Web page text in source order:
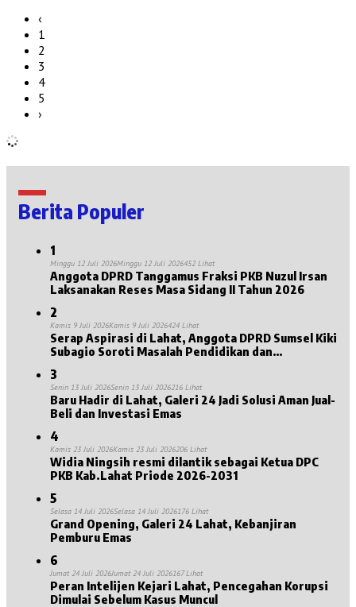
‹
1
2
3
4
5
›
Berita Populer
1
Minggu 12 Juli 2026Minggu 12 Juli 2026452 Lihat
Anggota DPRD Tanggamus Fraksi PKB Nuzul Irsan
Laksanakan Reses Masa Sidang II Tahun 2026
2
Kamis 9 Juli 2026Kamis 9 Juli 2026424 Lihat
Serap Aspirasi di Lahat, Anggota DPRD Sumsel Kiki
Subagio Soroti Masalah Pendidikan dan
3
Senin 13 Juli 2026Senin 13 Juli 2026216 Lihat
Baru Hadir di Lahat, Galeri 24 Jadi Solusi Aman Jual-
Beli dan Investasi Emas
4
Kamis 23 Juli 2026Kamis 23 Juli 2026206 Lihat
Widia Ningsih resmi dilantik sebagai Ketua DPC
PKB Kab.Lahat Priode 2026-2031
5
Selasa 14 Juli 2026Selasa 14 Juli 2026176 Lihat
Grand Opening, Galeri 24 Lahat, Kebanjiran
Pemburu Emas
6
Jumat 24 Juli 2026Jumat 24 Juli 2026167 Lihat
Peran Intelijen Kejari Lahat, Pencegahan Korupsi
Dimulai Sebelum Kasus Muncul